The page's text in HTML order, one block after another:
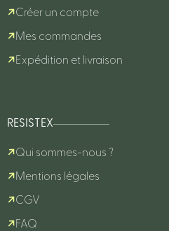
Créer un compte
Mes commandes
Expédition et livraison
RESISTEX
Qui sommes-nous ?
Mentions légales
CGV
FAQ